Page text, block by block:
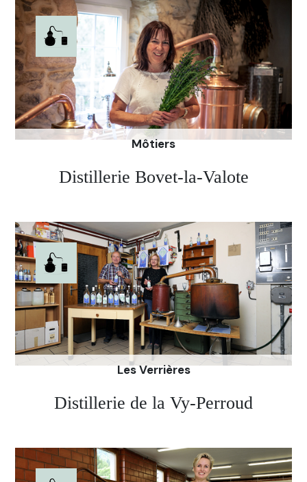
avec la recette d’un oncle. La recette et la
passion sont restées intactes chez Francis Martin.
En 2014, il s’associe à son fils Philippe, qui,
désormais, perpétue ce savoir-faire familial.
Site de la distillerie La Valote Martin
Môtiers
Distillerie Bovet-la-Valote
Grâce à ses absinthes, l’histoire a perduré.
Aujourd’hui, c’est sa fille Françoise qui a repris
l’entreprise et pratique le savoir-faire familial.
Site de la distillerie Bovet
Les Verrières
Distillerie de la Vy-Perroud
révolue de la clandestinité. Ici, par habitude peut-
être, on chuchote et on distille tôt le matin. Une